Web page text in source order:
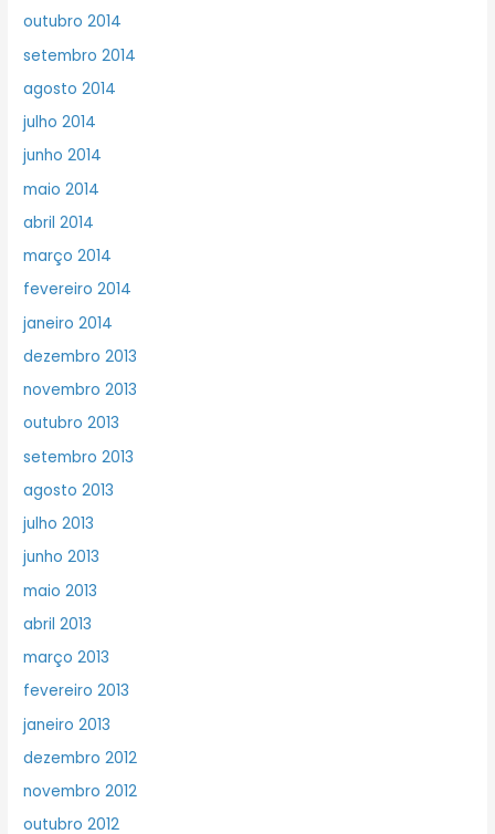
outubro 2014
setembro 2014
agosto 2014
julho 2014
junho 2014
maio 2014
abril 2014
março 2014
fevereiro 2014
janeiro 2014
dezembro 2013
novembro 2013
outubro 2013
setembro 2013
agosto 2013
julho 2013
junho 2013
maio 2013
abril 2013
março 2013
fevereiro 2013
janeiro 2013
dezembro 2012
novembro 2012
outubro 2012